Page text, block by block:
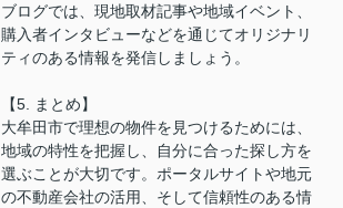
ブログでは、現地取材記事や地域イベント、
購入者インタビューなどを通じてオリジナリ
ティのある情報を発信しましょう。
【5. まとめ】
大牟田市で理想の物件を見つけるためには、
地域の特性を把握し、自分に合った探し方を
選ぶことが大切です。ポータルサイトや地元
の不動産会社の活用、そして信頼性のある情